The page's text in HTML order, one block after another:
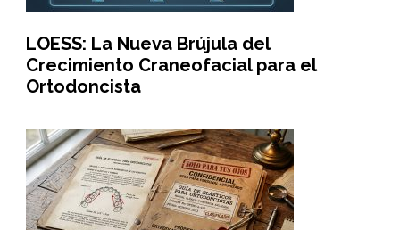
LOESS: La Nueva Brújula del
Crecimiento Craneofacial para el
Ortodoncista